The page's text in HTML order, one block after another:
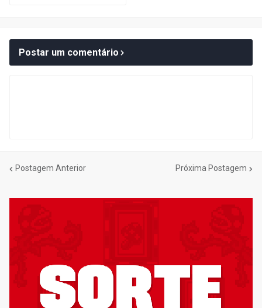
Postar um comentário
Postagem Anterior Próxima Postagem